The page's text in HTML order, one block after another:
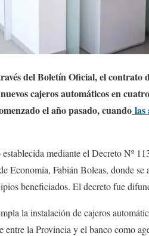
del Boletín Oficial, el contrato
cajeros automáticos en
el año pasado, cuando las
mediante el Decreto Nº
Economía, Fabián Boleas, donde se
beneficiados. El decreto fue
la instalación de cajeros
la Provincia y el banco como